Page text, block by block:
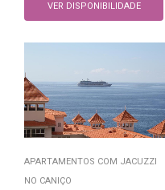
VER DISPONIBILIDADE
APARTAMENTOS COM JACUZZI
NO CANIÇO